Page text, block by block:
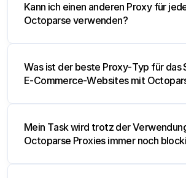
Kann ich einen anderen Proxy für
Octoparse verwenden?
Was ist der beste Proxy-Typ für das
E-Commerce-Websites mit
Mein Task wird trotz der
Octoparse Proxies immer noch